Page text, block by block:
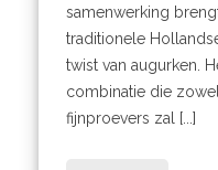
samenwerking
traditionele
twist van augurken.
combinatie die
fijnproevers zal [...]